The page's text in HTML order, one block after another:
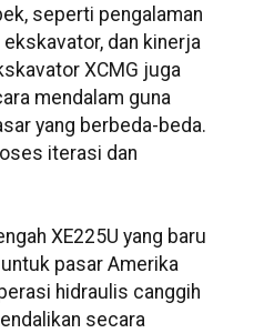
seperti pengalaman
dan kinerja
XCMG juga
mendalam guna
yang berbeda-beda.
iterasi dan
XE225U yang baru
pasar Amerika
hidraulis canggih
secara